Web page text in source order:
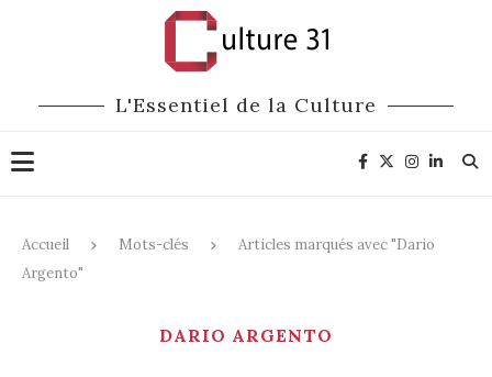
L'Essentiel de la Culture
Accueil Mots-clés
Articles marqués avec "Dario
Argento"
DARIO ARGENTO